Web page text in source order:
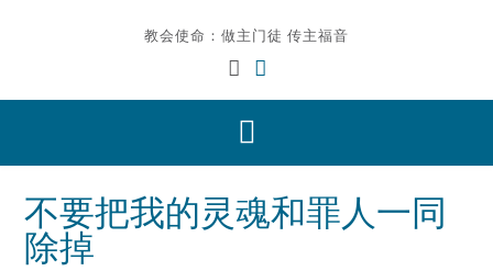
教会使命：做主门徒 传主福音
不要把我的灵魂和罪人一同
除掉